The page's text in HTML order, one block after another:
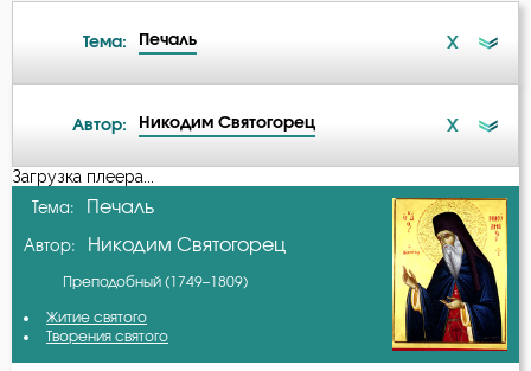
Тема: Печаль X
Беседа
Благодарность
Благодать
Автор: Никодим Святогорец X
А-я
Авва Исайя (Скитский)
Антоний Оптинский (Путилов)
Загрузка плеера...
Тема: Печаль
Автор: Никодим Святогорец
Преподобный (1749–1809)
Житие святого
Творения святого